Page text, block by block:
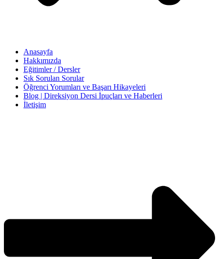
Anasayfa
Hakkımızda
Eğitimler / Dersler
Sık Sorulan Sorular
Öğrenci Yorumları ve Başarı Hikayeleri
Blog | Direksiyon Dersi İpuçları ve Haberleri
İletişim